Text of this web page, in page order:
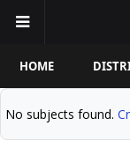
HOME
No subjects found.